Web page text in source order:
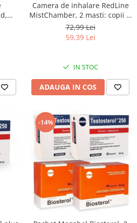
5
Camera de inhalare RedLine
MistChamber, 2 masti: copii si
adulti
72,99 Lei
59,39 Lei
IN STOC
ADAUGA IN COS
-14%